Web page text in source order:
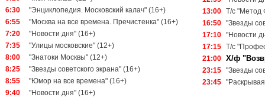
6:30
"Энциклопедия. Московский калач" (16+)
6:55
"Москва на все времена. Пречистенка" (16+)
7:20
"Новости дня" (16+)
7:35
"Улицы московские" (12+)
8:00
"Знатоки Москвы" (12+)
8:25
"Звезды советского экрана" (16+)
8:55
"Юмор на все времена" (16+)
9:40
"Новости дня" (16+)
13:00 Т/с "Метод
16:50 "Звезды
17:10 "Новости
17:15 Т/с
21:00 Х/ф
23:15 "Звезды
23:45